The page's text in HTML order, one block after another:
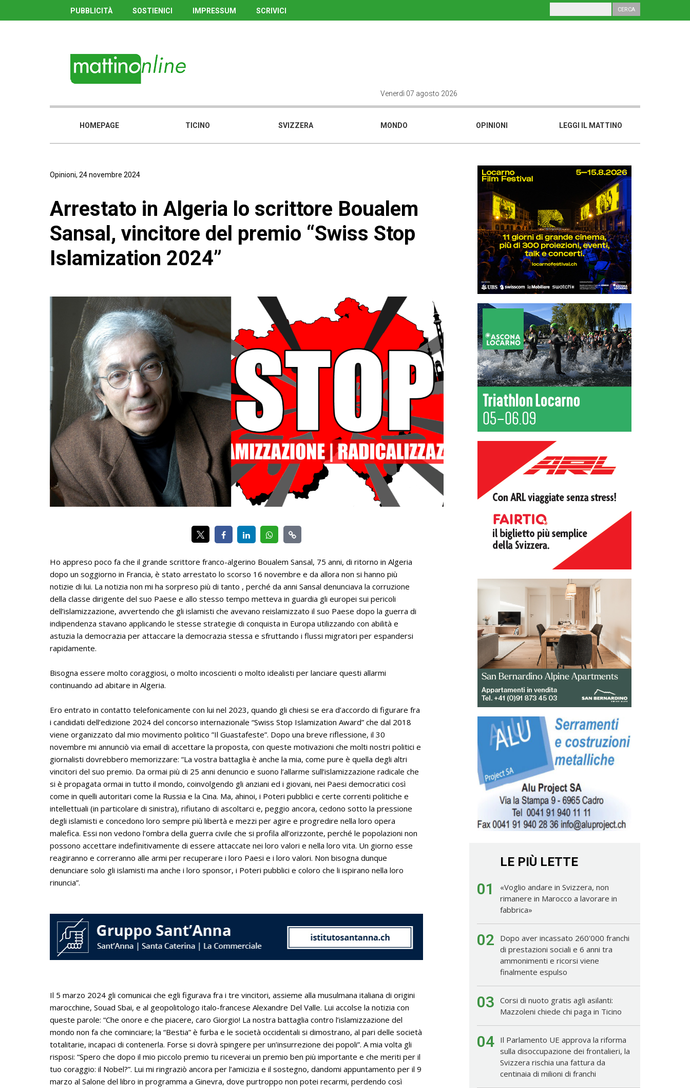
PUBBLICITÀ SOSTIENICI IMPRESSUM SCRIVICI
Venerdì 07 agosto 2026
HOMEPAGE TICINO SVIZZERA MONDO OPINIONI LEGGI IL MATTINO
Opinioni, 24 novembre 2024
Arrestato in Algeria lo scrittore Boualem
Sansal, vincitore del premio “Swiss Stop
Islamization 2024”
Ho appreso poco fa che il grande scrittore franco-algerino Boualem Sansal, 75 anni, di ritorno in Algeria
dopo un soggiorno in Francia, è stato arrestato lo scorso 16 novembre e da allora non si hanno più
notizie di lui. La notizia non mi ha sorpreso più di tanto , perché da anni Sansal denunciava la corruzione
della classe dirigente del suo Paese e allo stesso tempo metteva in guardia gli europei sui pericoli
dell’islamizzazione, avvertendo che gli islamisti che avevano reislamizzato il suo Paese dopo la guerra di
indipendenza stavano applicando le stesse strategie di conquista in Europa utilizzando con abilità e
astuzia la democrazia per attaccare la democrazia stessa e sfruttando i flussi migratori per espandersi
rapidamente.
Bisogna essere molto coraggiosi, o molto incoscienti o molto idealisti per lanciare questi allarmi
continuando ad abitare in Algeria.
Ero entrato in contatto telefonicamente con lui nel 2023, quando gli chiesi se era d’accordo di figurare fra
i candidati dell’edizione 2024 del concorso internazionale “Swiss Stop Islamization Award” che dal 2018
viene organizzato dal mio movimento politico ”Il Guastafeste”. Dopo una breve riflessione, il 30
novembre mi annunciò via email di accettare la proposta, con queste motivazioni che molti nostri politici e
giornalisti dovrebbero memorizzare: “La vostra battaglia è anche la mia, come pure è quella degli altri
vincitori del suo premio. Da ormai più di 25 anni denuncio e suono l’allarme sull’islamizzazione radicale che
si è propagata ormai in tutto il mondo, coinvolgendo gli anziani ed i giovani, nei Paesi democratici così
come in quelli autoritari come la Russia e la Cina. Ma, ahinoi, i Poteri pubblici e certe correnti politiche e
intellettuali (in particolare di sinistra), rifiutano di ascoltarci e, peggio ancora, cedono sotto la pressione
degli islamisti e concedono loro sempre più libertà e mezzi per agire e progredire nella loro opera
malefica. Essi non vedono l’ombra della guerra civile che si profila all’orizzonte, perché le popolazioni non
possono accettare indefinitivamente di essere attaccate nei loro valori e nella loro vita. Un giorno esse
reagiranno e correranno alle armi per recuperare i loro Paesi e i loro valori. Non bisogna dunque
denunciare solo gli islamisti ma anche i loro sponsor, i Poteri pubblici e coloro che li ispirano nella loro
rinuncia”.
Il 5 marzo 2024 gli comunicai che egli figurava fra i tre vincitori, assieme alla musulmana italiana di origini
marocchine, Souad Sbai, e al geopolitologo italo-francese Alexandre Del Valle. Lui accolse la notizia con
queste parole: “Che onore e che piacere, caro Giorgio! La nostra battaglia contro l’islamizzazione del
mondo non fa che cominciare; la “Bestia” è furba e le società occidentali si dimostrano, al pari delle società
totalitarie, incapaci di contenerla. Forse si dovrà spingere per un’insurrezione dei popoli”. A mia volta gli
risposi: “Spero che dopo il mio piccolo premio tu riceverai un premio ben più importante e che meriti per il
tuo coraggio: il Nobel?”. Lui mi ringraziò ancora per l’amicizia e il sostegno, dandomi appuntamento per il 9
marzo al Salone del libro in programma a Ginevra, dove purtroppo non potei recarmi, perdendo così
LE PIÙ LETTE
01
«Voglio andare in Svizzera, non
rimanere in Marocco a lavorare in
fabbrica»
02
Dopo aver incassato 260'000 franchi
di prestazioni sociali e 6 anni tra
ammonimenti e ricorsi viene
finalmente espulso
03 Corsi di nuoto gratis agli asilanti:
Mazzoleni chiede chi paga in Ticino
04
Il Parlamento UE approva la riforma
sulla disoccupazione dei frontalieri, la
Svizzera rischia una fattura da
centinaia di milioni di franchi